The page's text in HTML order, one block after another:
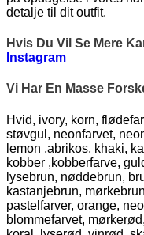
detalje til dit outfit.
Hvis Du Vil Se Mere
Instagram
Vi Har En Masse
Hvid, ivory, korn,
støvgul, neonfarvet,
lemon ,abrikos, khaki,
kobber ,kobberfarve,
lysebrun, nøddebrun,
kastanjebrun,
pastelfarver, orange,
blommefarvet,